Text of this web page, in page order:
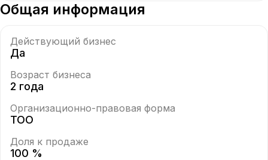
Общая информация
Действующий бизнес
Да
Возраст бизнеса
2 года
Организационно-правовая форма
ТОО
Доля к продаже
100 %